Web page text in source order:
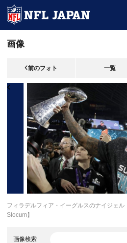
画像
前のフォト 一覧
フィラデルフィア・イーグルスのナイジェ
Slocum】
画像検索